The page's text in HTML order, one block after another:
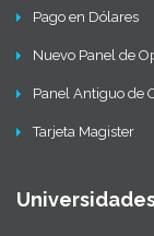
Pago en Dólares
Nuevo Panel de
Panel Antiguo de
Tarjeta Magister